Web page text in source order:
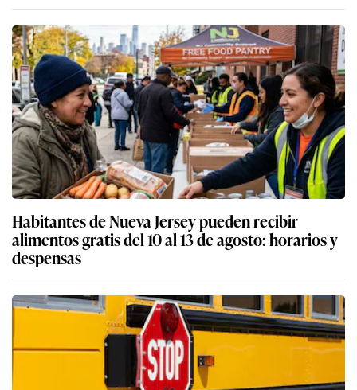
Habitantes de Nueva Jersey pueden recibir
alimentos gratis del 10 al 13 de agosto: horarios y
despensas